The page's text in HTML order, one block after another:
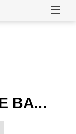
ブルーロック BLAZE BATTLE